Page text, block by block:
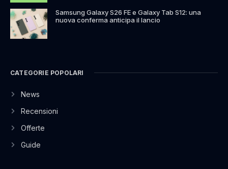
Samsung Galaxy S26 FE e Galaxy Tab S12: una
nuova conferma anticipa il lancio
CATEGORIE POPOLARI
News
Recensioni
Offerte
Guide